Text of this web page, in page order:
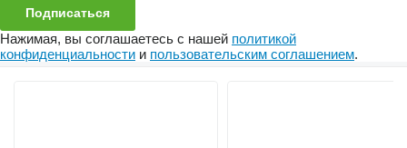
Подписаться
Нажимая, вы соглашаетесь с нашей политикой
конфиденциальности и пользовательским соглашением.